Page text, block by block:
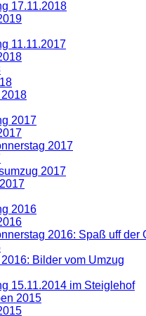
17.11.2018
11.11.2017
2017
2017
2017
2016
2016: Spaß uff der
Bilder vom Umzug
15.11.2014 im Steiglehof
2015